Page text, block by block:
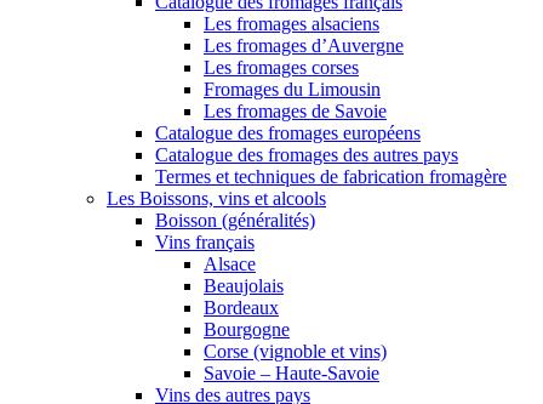
Les fromages alsaciens
Les fromages d’Auvergne
Les fromages corses
Fromages du Limousin
Les fromages de Savoie
Catalogue des fromages européens
Catalogue des fromages des autres pays
Termes et techniques de fabrication fromagère
Les Boissons, vins et alcools
Boisson (généralités)
Vins français
Alsace
Beaujolais
Bordeaux
Bourgogne
Corse (vignoble et vins)
Savoie – Haute-Savoie
Vins des autres pays